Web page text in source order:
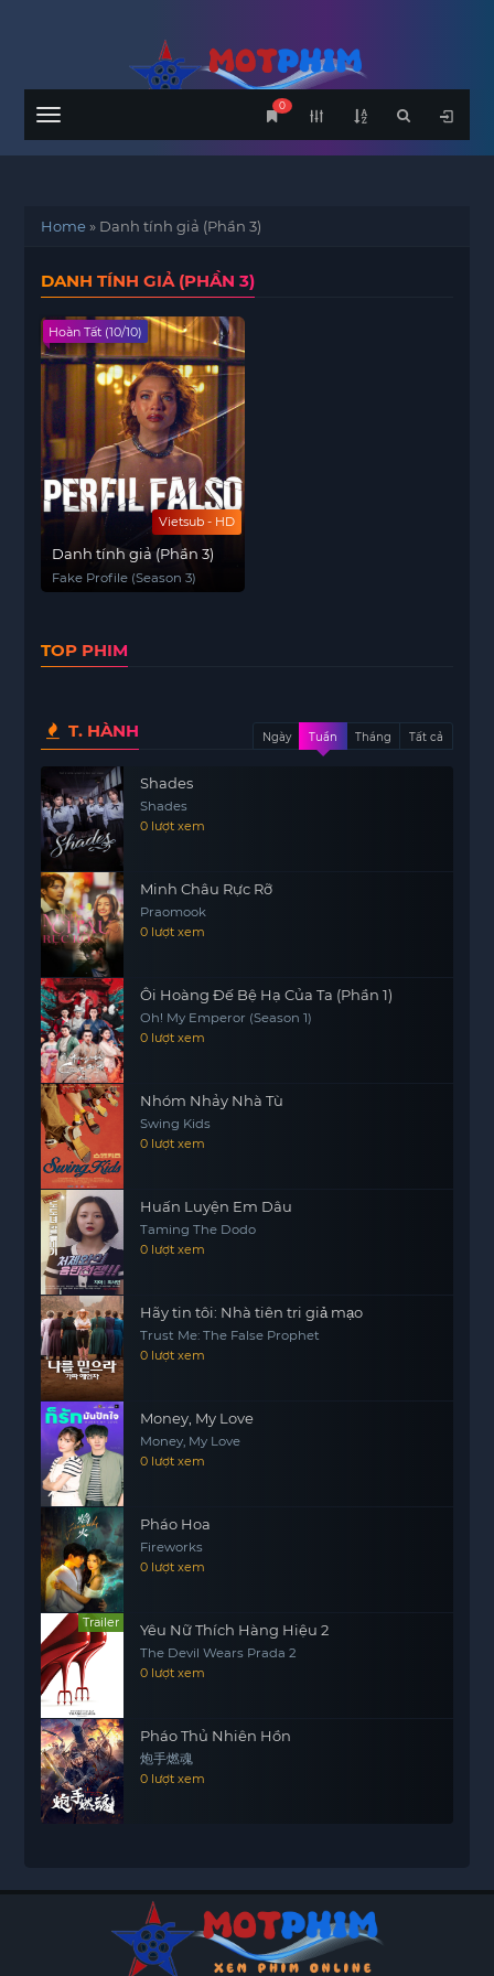
Menu
0
Home» Danh tính giả (Phần 3)
DANH TÍNH GIẢ (PHẦN 3)
Vietsub - HD
Hoàn Tất (10/10)
Danh tính giả (Phần 3)
Fake Profile (Season 3)
TOP PHIM
T. HÀNH Ngày Tuần Tháng Tất cả
Shades
Shades
0 lượt xem
Minh Châu Rực Rỡ
Praomook
0 lượt xem
Ôi Hoàng Đế Bệ Hạ Của Ta (Phần 1)
Oh! My Emperor (Season 1)
0 lượt xem
Nhóm Nhảy Nhà Tù
Swing Kids
0 lượt xem
Huấn Luyện Em Dâu
Taming The Dodo
0 lượt xem
Hãy tin tôi: Nhà tiên tri giả mạo
Trust Me: The False Prophet
0 lượt xem
Money, My Love
Money, My Love
0 lượt xem
Pháo Hoa
Fireworks
0 lượt xem
Trailer Yêu Nữ Thích Hàng Hiệu 2
The Devil Wears Prada 2
0 lượt xem
Pháo Thủ Nhiên Hồn
炮手燃魂
0 lượt xem